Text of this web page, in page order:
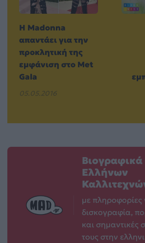
H Madonna
απαντάει για την
προκλητική της
εμφάνιση στο Met
Gala
05.05.2016
Βιογραφικά
Ελλήνων
με πληροφορίες
δισκογραφία,
και σημαντικές
τους στην